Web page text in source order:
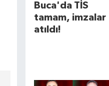
Buca'da TİS
tamam, imzalar
atıldı!